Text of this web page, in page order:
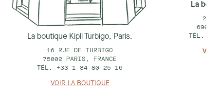
La boutique Kipli Turbigo, Paris.
16 RUE DE TURBIGO
75002 PARIS, FRANCE
TÉL. +33 1 84 80 25 16
VOIR LA BOUTIQUE
La
25
69002
TÉL.